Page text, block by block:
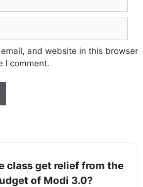
and website in this browser
I comment.
class get relief from the
of Modi 3.0?